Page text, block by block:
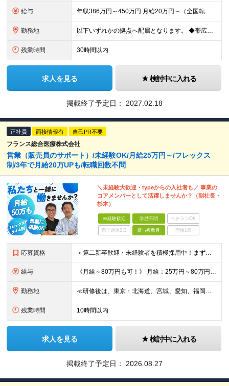
給与 年収386万円～450万円 月給20万円～（全国転勤ありの場合） ※別途残業代が全額支給されます ※試用期間3ヵ月あり。試用期間中の給与・待遇に差異はありません。
勤務地 以下いずれかの拠点へ配属となります。 ◆帯広駐在所 北海道帯広市西二十一条北2-26-10 ◆多賀城DC 宮城県多賀城市八幡字一本柳117-16 ◆昭島DC 東京都昭島市武蔵野2-5-28 ◆
残業時間 30時間以内
求人を見る 検討中に入れる
掲載終了予定日： 2027.02.18
正社員 面接情報有 自己PR不要
フランス総合医療株式会社
営業（販売員のサポート）/未経験OK/月給25万円～/フレックス
制/3年で月給20万UPも/転職回数不問
＼未経験大歓迎・typeからの入社者も／ 事業の
コアメンバーとして活躍しませんか？（副社長・
杉木）
未経験歓迎 学歴不問 ベテランOK
完全週休2日 賞与複数月 面接1回
応募資格 ＜第二新卒歓迎・未経験者を積極採用中！まずは直接お話しましょう＞ ◆転職回数は一切不問！ ◆学歴不問 ◆未経験OK 《代表取締役副社長の杉木が採用で心がけていること》 どこで才能が開花するかわからな
給与 《月給～80万円も可！》 月給：25万円～80万円＋賞与年2回 ※残業代は別途支給します ※試用期間は2ヶ月（待遇・給与・雇用形態に差異はありません） ※経験・スキルに応じて決定します
勤務地 ≪研修後は、東京・北海道、宮城、愛知、福岡の各拠点へ配属！≫ ▼本社 東京都港区六本木4丁目1番16号 六本木ハイツB1階 （研修地：首都圏の支店にて） ▼研修後の配属先 東京都、北海道、宮城県、
残業時間 10時間以内
求人を見る 検討中に入れる
掲載終了予定日： 2026.08.27